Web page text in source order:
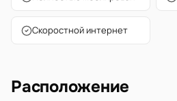
Скоростной интернет
Расположение